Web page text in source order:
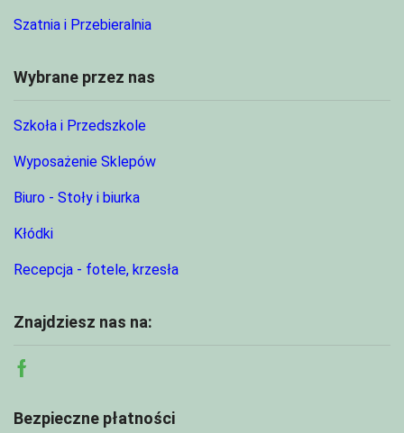
Szatnia i Przebieralnia
Wybrane przez nas
Szkoła i Przedszkole
Wyposażenie Sklepów
Biuro - Stoły i biurka
Kłódki
Recepcja - fotele, krzesła
Znajdziesz nas na:
Facebook
Bezpieczne płatności